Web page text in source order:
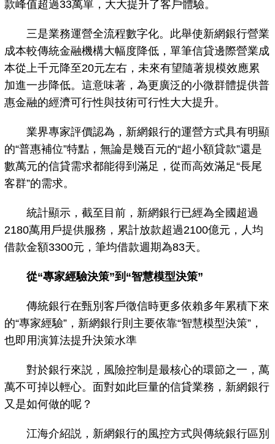
款峰值超過33萬單，大大提升了客戶體驗。
三是業務運營全流程數字化。此舉使新網銀行營業
成本較傳統金融機構大幅度降低，單筆信貸邊際營業成
本從上千元降至20元左右，未來有望隨著規模效應累
加進一步降低。這意味著，為更廣泛的小微群體提供普
惠金融的經濟可行性與技術可行性大大提升。
業界專家評價認為，新網銀行的運營方式具有明顯
的“普惠補位”特點，無論是幾百元的“超小額貸款”還是
數萬元的信貸需求都能得到滿足，從而高效滿足“長尾
客群”的需求。
統計顯示，截至目前，新網銀行已經為全國超過
2180萬用戶提供服務，累計放款超過2100億元，人均
借款金額3300元，筆均借款週期為83天。
從“專家經驗決策”到“智慧模型決策”
傳統銀行在甄別客戶徵信時更多依賴多年累積下來
的“專家經驗”，新網銀行則主要依靠“智慧模型決策”，
也即用演算法提升決策水準
對於銀行來説，風險控制是最核心的環節之一，萬
萬不可掉以輕心。面對如此巨量的信貸業務，新網銀行
又是如何做的呢？
江海介紹説，新網銀行的風控方式與傳統銀行區別